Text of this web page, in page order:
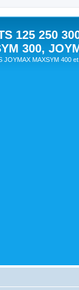
125 250
300,
MAXSYM 400